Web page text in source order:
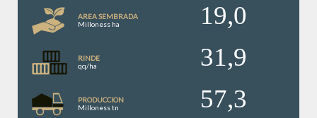
AREA SEMBRADA
Milloness ha
19,0
RINDE
qq/ha
31,9
PRODUCCION
Milloness tn
57,3